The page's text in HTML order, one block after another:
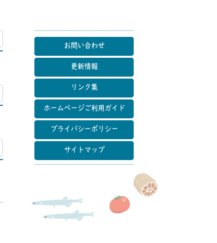
マップ
お問い合わせ
更新情報
リンク集
ホームページご利用ガイド
プライバシーポリシー
サイトマップ